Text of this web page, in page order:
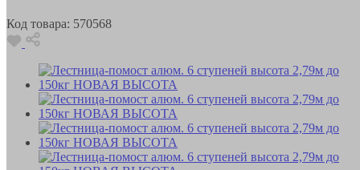
Код товара: 570568